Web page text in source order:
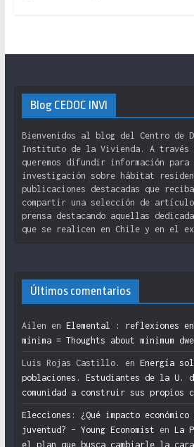
Blog CEDOC INVI
Bienvenidos al blog del Centro de
Instituto de la Vivienda. A través
queremos difundir información para
investigación sobre hábitat
publicaciones destacadas que
compartir una selección de
prensa destacando aquellas
que se realicen en Chile y en el
Últimos comentarios
Ailen en Elemental : reflexiones
mínima = Thoughts about minimum
Luis Rojas Castillo. en Energía
poblaciones. Estudiantes de la U.
comunidad a construir sus propios
Elecciones: ¿Qué impacto
juventud? – Young Economist en La
el plan que busca cambiarle la